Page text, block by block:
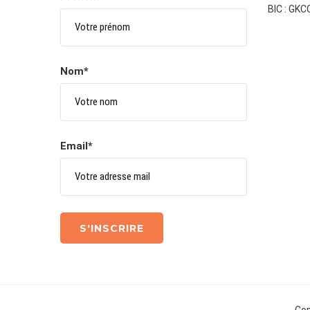
Nom*
Email*
BIC :